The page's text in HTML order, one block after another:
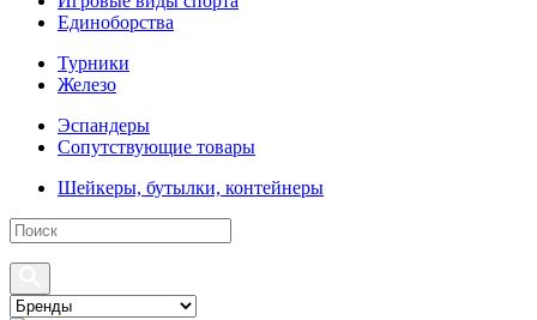
Единоборства
Турники
Железо
Эспандеры
Сопутствующие товары
Шейкеры, бутылки, контейнеры